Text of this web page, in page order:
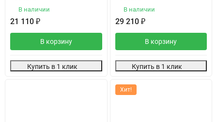
В наличии
21 110 ₽
В корзину
Купить в 1 клик
В наличии
29 210 ₽
В корзину
Купить в 1 клик
Хит!